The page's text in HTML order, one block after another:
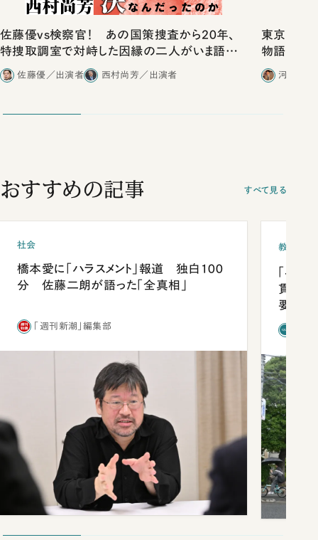
佐藤優vs検察官！ あの国策捜査から20年、
特捜取調室で対峙した因縁の二人がいま語り
合ったこと
佐藤優／出演者 西村尚芳／出演者
東京は都
物語」に
河野有
おすすめの記事 すべて見る
社会
橋本愛に「ハラスメント」報道 独白100
分 佐藤二朗が語った「全真相」
「週刊新潮」編集部
教育
「早
貫校へ
要だっ